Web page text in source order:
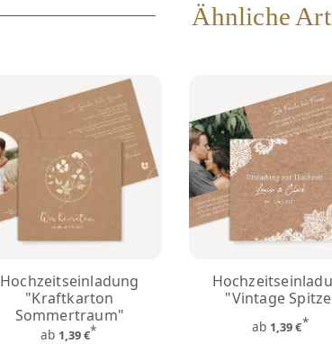
Ähnliche
Hochzeitseinladung
"Kraftkarton
Sommertraum"
ab 1,39 €*
"Vintage
ab 1,39 €*